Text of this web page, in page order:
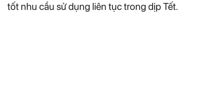
tốt nhu cầu sử dụng liên tục trong dịp Tết.